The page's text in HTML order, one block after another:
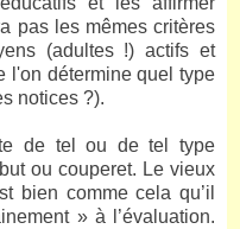
pas les mêmes critères
(adultes !) actifs et
l'on détermine quel type
notices ?).
de tel ou de tel type
ou couperet. Le vieux
bien comme cela qu’il
» à l’évaluation.